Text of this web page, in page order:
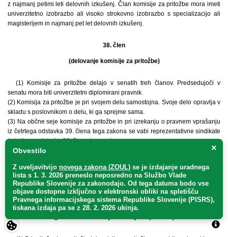
z najmanj petimi leti delovnih izkušenj. Član komisije za pritožbe mora imeti
univerzitetno izobrazbo ali visoko strokovno izobrazbo s specializacijo ali
magisterijem in najmanj pet let delovnih izkušenj.
38. člen
(delovanje komisije za pritožbe)
(1) Komisije za pritožbe delajo v senatih treh članov. Predsedujoči v
senatu mora biti univerzitetni diplomirani pravnik.
(2) Komisija za pritožbe je pri svojem delu samostojna. Svoje delo opravlja v
skladu s poslovnikom o delu, ki ga sprejme sama.
(3) Na občne seje komisije za pritožbe in pri izrekanju o pravnem vprašanju
iz četrtega odstavka 39. člena tega zakona se vabi reprezentativne sindikate
iz tretjega odstavka 26. člena tega zakona.
(4) Strokovno-tehnična in administrativna opravila za komisijo za pritožbe iz
pristojno za upravo, kjer se zagotavljajo tudi sredstva za delo komisije za
pritožbe.
39. člen
×
Obvestilo
Z uveljavitvijo novega zakona (ZOUL) se je izdajanje uradnega
lista s 1. 3. 2026 preneslo neposredno na Službo Vlade
Republike Slovenije za zakonodajo. Od tega datuma bodo vse
objave dostopne izključno v elektronski obliki na spletišču
Pravnega informacijskega sistema Republike Slovenije (PISRS),
tiskana izdaja pa se z 28. 2. 2026 ukinja.